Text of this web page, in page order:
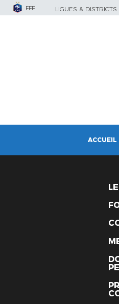
FFF LIGUES & DISTRICTS
ACCUEIL